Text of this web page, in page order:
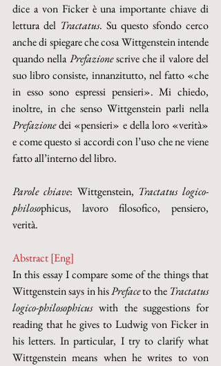
dice a von Ficker è una importante chiave di
lettura del Tractatus. Su questo sfondo cerco
anche di spiegare che cosa Wittgenstein intende
quando nella Prefazione scrive che il valore del
suo libro consiste, innanzitutto, nel fatto «che
in esso sono espressi pensieri». Mi chiedo,
inoltre, in che senso Wittgenstein parli nella
Prefazione dei «pensieri» e della loro «verità»
e come questo si accordi con l’uso che ne viene
fatto all’interno del libro.
Parole chiave: Wittgenstein, Tractatus logico-
philosophicus, lavoro filosofico, pensiero,
verità.
Abstract [Eng]
In this essay I compare some of the things that
Wittgenstein says in his Preface to the Tractatus
logico-philosophicus with the suggestions for
reading that he gives to Ludwig von Ficker in
his letters. In particular, I try to clarify what
Wittgenstein means when he writes to von